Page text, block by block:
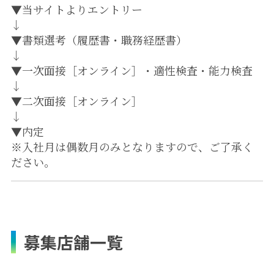
▼当サイトよりエントリー
↓
▼書類選考（履歴書・職務経歴書）
↓
▼一次面接［オンライン］・適性検査・能力検査
↓
▼二次面接［オンライン］
↓
▼内定
※入社月は偶数月のみとなりますので、ご了承く
ださい。
募集店舗一覧